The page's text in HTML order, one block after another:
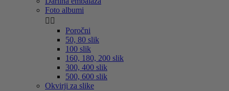
Foto albumi
 
Poročni
50, 80 slik
100 slik
160, 180, 200 slik
300, 400 slik
500, 600 slik
Okvirji za slike